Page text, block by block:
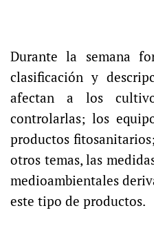
Durante la semana
clasificación y
afectan a los
controlarlas; los
productos
otros temas, las
medioambientales
este tipo de productos.